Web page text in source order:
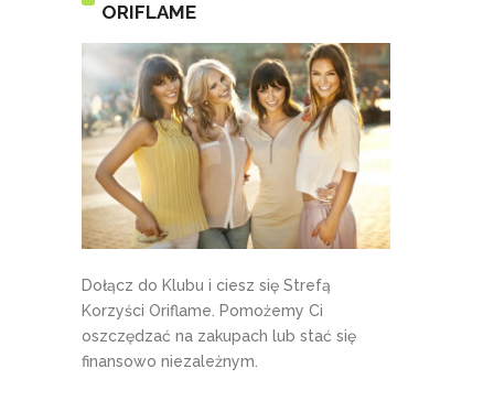
ORIFLAME
Dołącz do Klubu i ciesz się Strefą
Korzyści Oriflame. Pomożemy Ci
oszczędzać na zakupach lub stać się
finansowo niezależnym.